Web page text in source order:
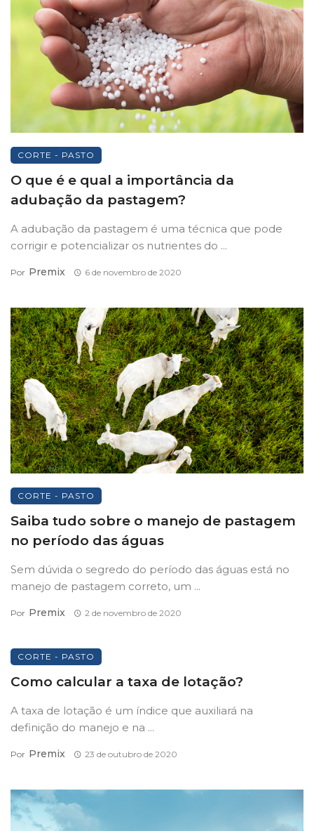
CORTE - PASTO
O que é e qual a importância da
adubação da pastagem?
A adubação da pastagem é uma técnica que pode
corrigir e potencializar os nutrientes do ...
Por Premix 6 de novembro de 2020
CORTE - PASTO
Saiba tudo sobre o manejo de pastagem
no período das águas
Sem dúvida o segredo do período das águas está no
manejo de pastagem correto, um ...
Por Premix 2 de novembro de 2020
CORTE - PASTO
Como calcular a taxa de lotação?
A taxa de lotação é um índice que auxiliará na
definição do manejo e na ...
Por Premix 23 de outubro de 2020